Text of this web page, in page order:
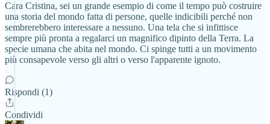
Cara Cristina, sei un grande esempio di come il tempo può costruire
una storia del mondo fatta di persone, quelle indicibili perché non
sembrerebbero interessare a nessuno. Una tela che si infittisce
sempre più pronta a regalarci un magnifico dipinto della Terra. La
specie umana che abita nel mondo. Ci spinge tutti a un movimento
più consapevole verso gli altri o verso l'apparente ignoto.
Rispondi (1)
Condividi